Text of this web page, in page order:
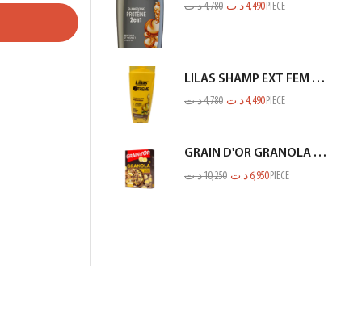
4,780د.ت 4,490 د.ت PIECE
LILAS SHAMP EXT FEM SEC ET ABIME JAUNE 350ML
4,780د.ت 4,490 د.ت PIECE
GRAIN D'OR GRANOLA CHOCO BANANE 300GR
10,250د.ت 6,950 د.ت PIECE